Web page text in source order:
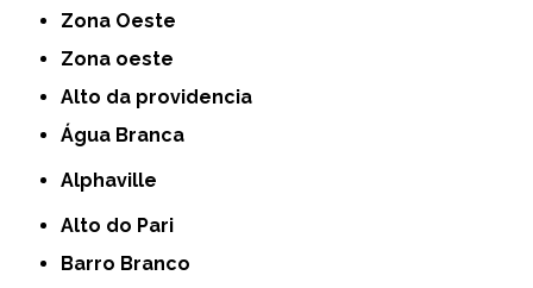
Zona Oeste
Zona oeste
alto da providencia
Água Branca
Alphaville
Alto do Pari
Barro Branco